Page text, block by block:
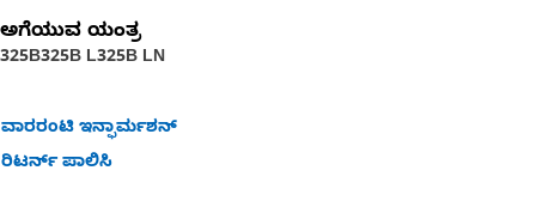
ಅಗೆಯುವ ಯಂತ್ರ
325B325B L325B LN
ವಾರರಂಟಿ ಇನ್ಫಾರ್ಮಶನ್
ರಿಟರ್ನ್ ಪಾಲಿಸಿ